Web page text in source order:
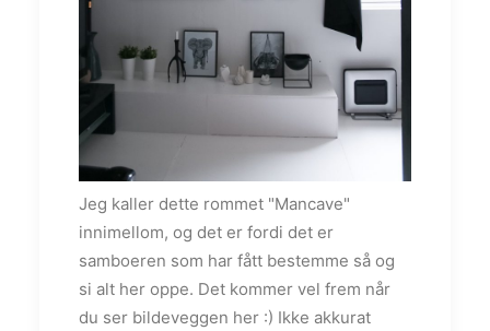
Jeg kaller dette rommet "Mancave"
innimellom, og det er fordi det er
samboeren som har fått bestemme så og
si alt her oppe. Det kommer vel frem når
du ser bildeveggen her :) Ikke akkurat